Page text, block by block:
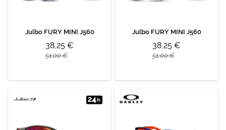
Julbo FURY MINI J560
38,25 €
51,00 €
Julbo FURY MINI J560
38,25 €
51,00 €